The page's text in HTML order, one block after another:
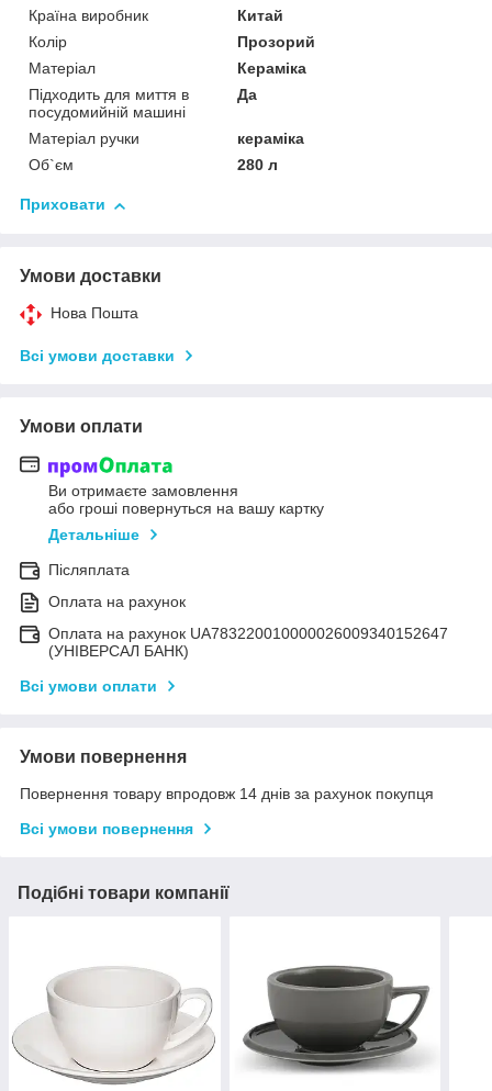
Країна виробник
Китай
Колір
Прозорий
Матеріал
Кераміка
Підходить для миття в
посудомийній машині
Да
Матеріал ручки
кераміка
Об`єм
280 л
Приховати
Умови доставки
Нова Пошта
Всі умови доставки
Умови оплати
Ви отримаєте замовлення
або гроші повернуться на вашу картку
Детальніше
Післяплата
Оплата на рахунок
Оплата на рахунок UA783220010000026009340152647
(УНІВЕРСАЛ БАНК)
Всі умови оплати
Умови повернення
Повернення товару впродовж 14 днів за рахунок покупця
Всі умови повернення
Подібні товари компанії